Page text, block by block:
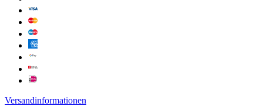
Versandinformationen